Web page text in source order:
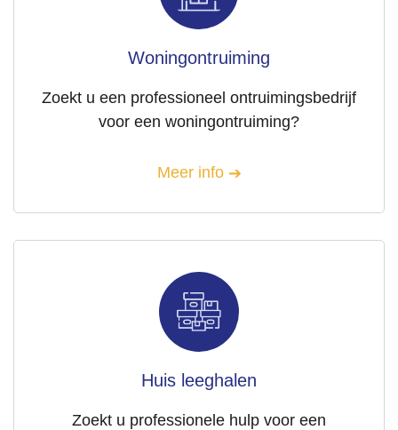
Woningontruiming
Zoekt u een professioneel ontruimingsbedrijf
voor een woningontruiming?
Meer info
Huis leeghalen
Zoekt u professionele hulp voor een